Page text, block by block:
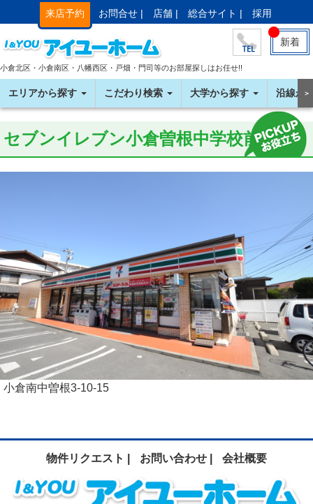
来店予約 お問合せ | 店舗 | 総合サイト | 採用
新着
小倉北区・小倉南区・八幡西区・戸畑・門司等のお部屋探しはお任せ!!
エリアから探す こだわり検索 大学から探す 沿線か＞
セブンイレブン小倉曽根中学校前店
小倉南中曽根3-10-15
物件リクエスト | お問い合わせ | 会社概要